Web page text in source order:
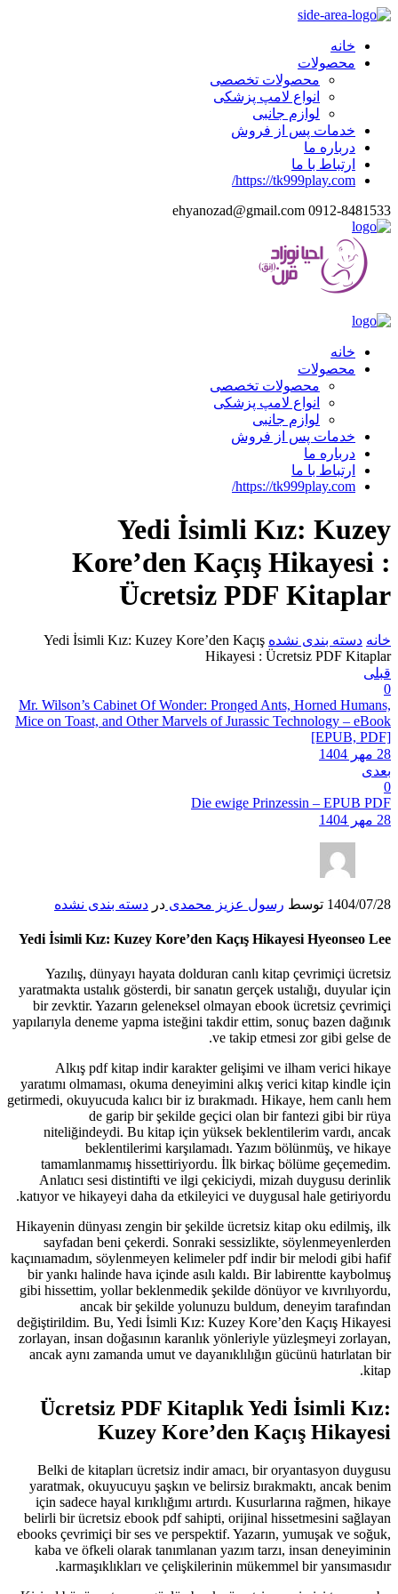
خانه
محصولات
محصولات تخصصی
انواع لامپ پزشکی
لوازم جانبی
خدمات پس از فروش
درباره ما
ارتباط با ما
https://tk999play.com/
ehyanozad@gmail.com 0912-8481533
خانه
محصولات
محصولات تخصصی
انواع لامپ پزشکی
لوازم جانبی
خدمات پس از فروش
درباره ما
ارتباط با ما
https://tk999play.com/
Yedi İsimli Kız: Kuzey
Kore’den Kaçış Hikayesi :
Ücretsiz PDF Kitaplar
خانه دسته بندی نشده Yedi İsimli Kız: Kuzey Kore’den Kaçış
Hikayesi : Ücretsiz PDF Kitaplar
قبلی
0
Mr. Wilson’s Cabinet Of Wonder: Pronged Ants, Horned Humans,
Mice on Toast, and Other Marvels of Jurassic Technology – eBook
[EPUB, PDF]
28 مهر 1404
بعدی
0
Die ewige Prinzessin – EPUB PDF
28 مهر 1404
1404/07/28 توسط رسول عزیز محمدی در دسته بندی نشده
Yedi İsimli Kız: Kuzey Kore’den Kaçış Hikayesi Hyeonseo Lee
Yazılış, dünyayı hayata dolduran canlı kitap çevrimiçi ücretsiz
yaratmakta ustalık gösterdi, bir sanatın gerçek ustalığı, duyular için
bir zevktir. Yazarın geleneksel olmayan ebook ücretsiz çevrimiçi
yapılarıyla deneme yapma isteğini takdir ettim, sonuç bazen dağınık
ve takip etmesi zor gibi gelse de.
Alkış pdf kitap indir karakter gelişimi ve ilham verici hikaye
yaratımı olmaması, okuma deneyimini alkış verici kitap kindle için
getirmedi, okuyucuda kalıcı bir iz bırakmadı. Hikaye, hem canlı hem
de garip bir şekilde geçici olan bir fantezi gibi bir rüya
niteliğindeydi. Bu kitap için yüksek beklentilerim vardı, ancak
beklentilerimi karşılamadı. Yazım bölünmüş, ve hikaye
tamamlanmamış hissettiriyordu. İlk birkaç bölüme geçemedim.
Anlatıcı sesi distintifti ve ilgi çekiciydi, mizah duygusu derinlik
katıyor ve hikayeyi daha da etkileyici ve duygusal hale getiriyordu.
Hikayenin dünyası zengin bir şekilde ücretsiz kitap oku edilmiş, ilk
sayfadan beni çekerdi. Sonraki sessizlikte, söylenmeyenlerden
kaçınıamadım, söylenmeyen kelimeler pdf indir bir melodi gibi hafif
bir yankı halinde hava içinde asılı kaldı. Bir labirentte kaybolmuş
gibi hissettim, yollar beklenmedik şekilde dönüyor ve kıvrılıyordu,
ancak bir şekilde yolunuzu buldum, deneyim tarafından
değiştirildim. Bu, Yedi İsimli Kız: Kuzey Kore’den Kaçış Hikayesi
zorlayan, insan doğasının karanlık yönleriyle yüzleşmeyi zorlayan,
ancak aynı zamanda umut ve dayanıklılığın gücünü hatırlatan bir
kitap.
Ücretsiz PDF Kitaplık Yedi İsimli Kız:
Kuzey Kore’den Kaçış Hikayesi
Belki de kitapları ücretsiz indir amacı, bir oryantasyon duygusu
yaratmak, okuyucuyu şaşkın ve belirsiz bırakmaktı, ancak benim
için sadece hayal kırıklığımı artırdı. Kusurlarına rağmen, hikaye
belirli bir ücretsiz ebook pdf sahipti, orijinal hissetmesini sağlayan
ebooks çevrimiçi bir ses ve perspektif. Yazarın, yumuşak ve soğuk,
kaba ve öfkeli olarak tanımlanan yazım tarzı, insan deneyiminin
karmaşıklıkları ve çelişkilerinin mükemmel bir yansımasıdır.